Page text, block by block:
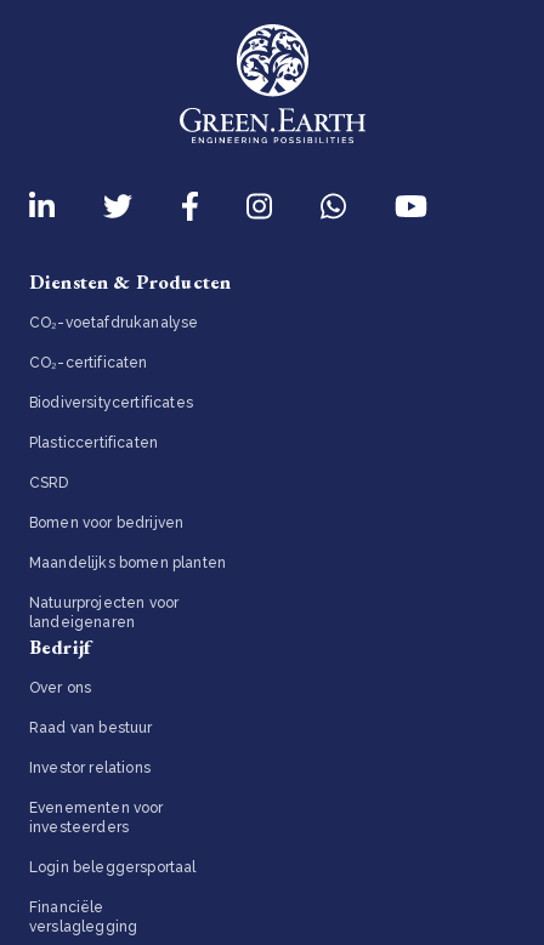
Diensten & Producten
CO₂-voetafdrukanalyse
CO₂-certificaten
Biodiversitycertificates
Plasticcertificaten
CSRD
Bomen voor bedrijven
Maandelijks bomen planten
Natuurprojecten voor
landeigenaren
Bedrijf
Over ons
Raad van bestuur
Investor relations
Evenementen voor
investeerders
Login beleggersportaal
Financiële
verslaglegging